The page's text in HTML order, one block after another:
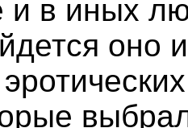
и в иных
оно